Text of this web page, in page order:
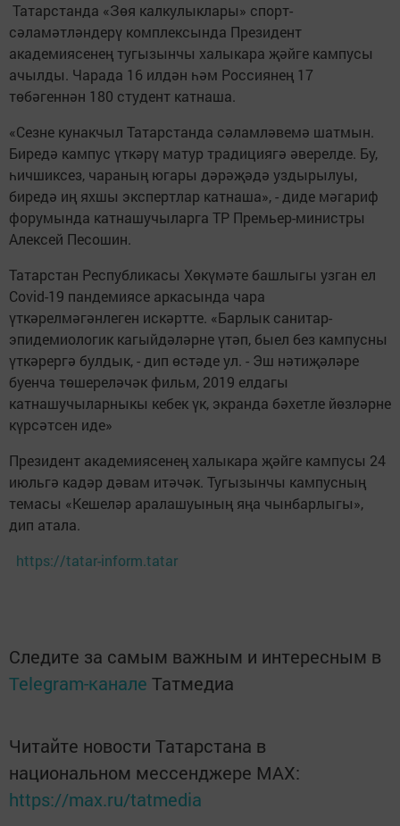
Татарстанда «Зөя калкулыклары» спорт-
сәламәтләндерү комплексында Президент
академиясенең тугызынчы халыкара җәйге кампусы
ачылды. Чарада 16 илдән һәм Россиянең 17
төбәгеннән 180 студент катнаша.
«Сезне кунакчыл Татарстанда сәламләвемә шатмын.
Биредә кампус үткәрү матур традициягә әверелде. Бу,
һичшиксез, чараның югары дәрәҗәдә уздырылуы,
биредә иң яхшы экспертлар катнаша», - диде мәгариф
форумында катнашучыларга ТР Премьер-министры
Алексей Песошин.
Татарстан Республикасы Хөкүмәте башлыгы узган ел
Covid-19 пандемиясе аркасында чара
үткәрелмәгәнлеген искәртте. «Барлык санитар-
эпидемиологик кагыйдәләрне үтәп, быел без кампусны
үткәрергә булдык, - дип өстәде ул. - Эш нәтиҗәләре
буенча төшереләчәк фильм, 2019 елдагы
катнашучыларныкы кебек үк, экранда бәхетле йөзләрне
күрсәтсен иде»
Президент академиясенең халыкара җәйге кампусы 24
июльгә кадәр дәвам итәчәк. Тугызынчы кампусның
темасы «Кешеләр аралашуының яңа чынбарлыгы»,
дип атала.
https://tatar-inform.tatar
Следите за самым важным и интересным в
Telegram-канале Татмедиа
Читайте новости Татарстана в
национальном мессенджере MАХ:
https://max.ru/tatmedia